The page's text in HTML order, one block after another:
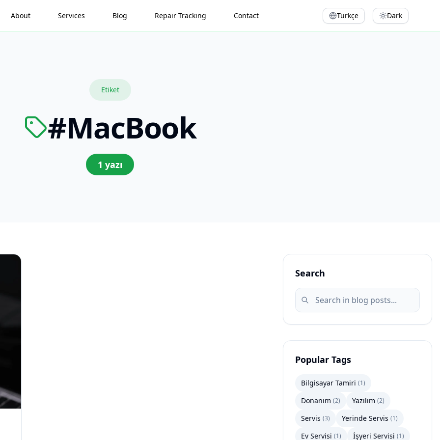
About Services Blog Repair Tracking Contact Türkçe Dark
Etiket
#MacBook
1 yazı
Search
Popular Tags
Bilgisayar Tamiri (1)
Donanım (2) Yazılım (2)
Servis (3) Yerinde Servis (1)
Ev Servisi (1) İşyeri Servisi (1)